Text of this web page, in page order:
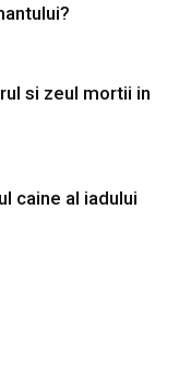
si zeul mortii in
caine al iadului